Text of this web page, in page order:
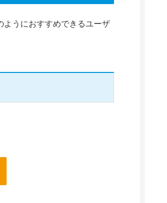
ようにおすすめできるユーザ